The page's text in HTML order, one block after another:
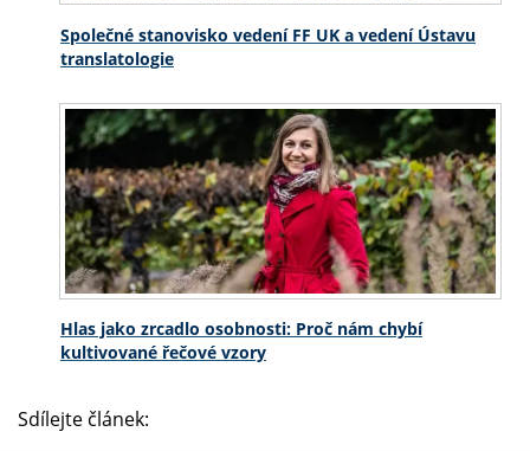
Společné stanovisko vedení FF UK a vedení Ústavu
translatologie
Hlas jako zrcadlo osobnosti: Proč nám chybí
kultivované řečové vzory
Sdílejte článek: